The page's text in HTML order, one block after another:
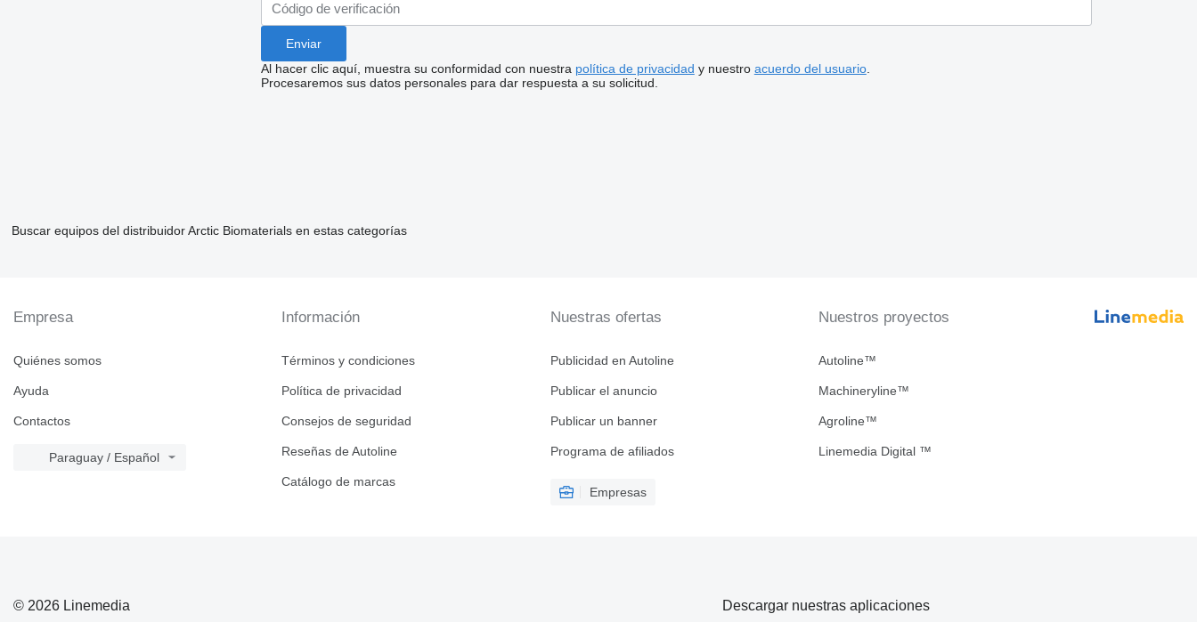
Al hacer clic aquí, muestra su conformidad con nuestra política de privacidad y nuestro acuerdo del usuario.
Procesaremos sus datos personales para dar respuesta a su solicitud.
Buscar equipos del distribuidor Arctic Biomaterials en estas categorías
Empresa
Quiénes somos
Ayuda
Contactos
Paraguay / Español
Información
Términos y condiciones
Política de privacidad
Consejos de seguridad
Reseñas de Autoline
Catálogo de marcas
Nuestras ofertas
Publicidad en Autoline
Publicar el anuncio
Publicar un banner
Programa de afiliados
Empresas
Nuestros proyectos
Autoline™
Machineryline™
Agroline™
Linemedia Digital ™
© 2026 Linemedia Descargar nuestras aplicaciones